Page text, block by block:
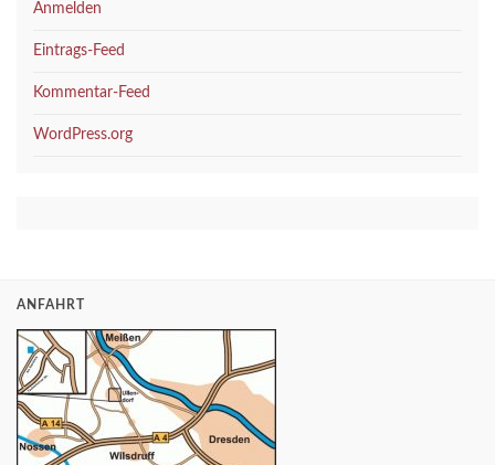
Anmelden
Eintrags-Feed
Kommentar-Feed
WordPress.org
ANFAHRT